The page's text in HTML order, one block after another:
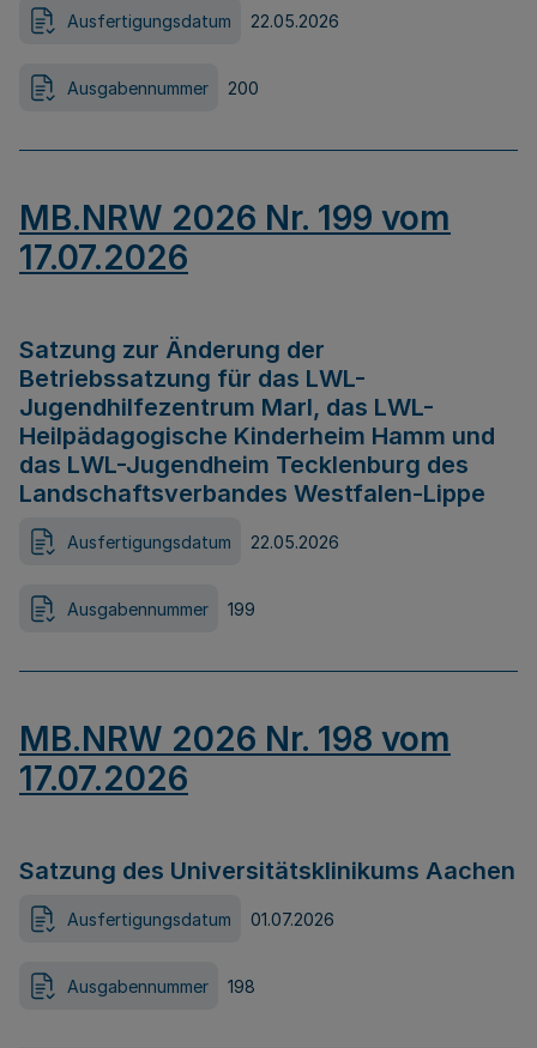
Ausfertigungsdatum 22.05.2026
Ausgabennummer 200
MB.NRW 2026 Nr. 199 vom
17.07.2026
Satzung zur Änderung der
Betriebssatzung für das LWL-
Jugendhilfezentrum Marl, das LWL-
Heilpädagogische Kinderheim Hamm und
das LWL-Jugendheim Tecklenburg des
Landschaftsverbandes Westfalen-Lippe
Ausfertigungsdatum 22.05.2026
Ausgabennummer 199
MB.NRW 2026 Nr. 198 vom
17.07.2026
Satzung des Universitätsklinikums Aachen
Ausfertigungsdatum 01.07.2026
Ausgabennummer 198